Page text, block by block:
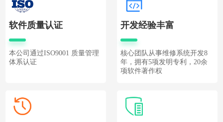
软件质量认证
本公司通过ISO9001 质量管理
体系认证
开发经验丰富
核心团队从事维修系统开发8
年，拥有5项发明专利，20余
项软件著作权